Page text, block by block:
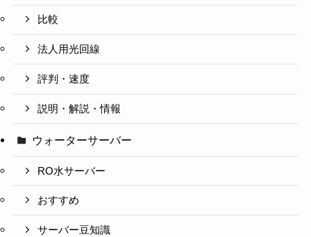
比較
法人用光回線
評判・速度
説明・解説・情報
ウォーターサーバー
RO水サーバー
おすすめ
サーバー豆知識